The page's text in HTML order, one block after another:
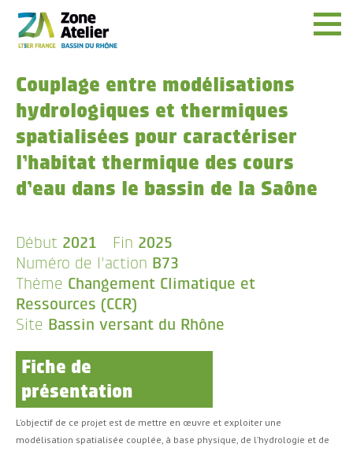
Menu
Couplage entre modélisations
hydrologiques et thermiques
spatialisées pour caractériser
l’habitat thermique des cours
d’eau dans le bassin de la Saône
Début 2021 Fin 2025
Numéro de l'action B73
Thème Changement Climatique et
Ressources (CCR)
Site Bassin versant du Rhône
Fiche de
présentation
L’objectif de ce projet est de mettre en œuvre et exploiter une
modélisation spatialisée couplée, à base physique, de l’hydrologie et de